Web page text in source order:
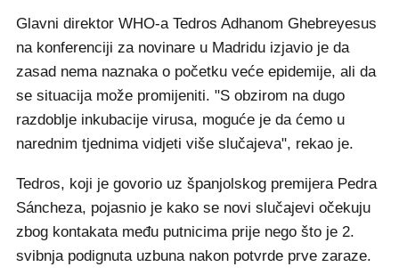
Glavni direktor WHO-a Tedros Adhanom Ghebreyesus
na konferenciji za novinare u Madridu izjavio je da
zasad nema naznaka o početku veće epidemije, ali da
se situacija može promijeniti. "S obzirom na dugo
razdoblje inkubacije virusa, moguće je da ćemo u
narednim tjednima vidjeti više slučajeva", rekao je.
Tedros, koji je govorio uz španjolskog premijera Pedra
Sáncheza, pojasnio je kako se novi slučajevi očekuju
zbog kontakata među putnicima prije nego što je 2.
svibnja podignuta uzbuna nakon potvrde prve zaraze.